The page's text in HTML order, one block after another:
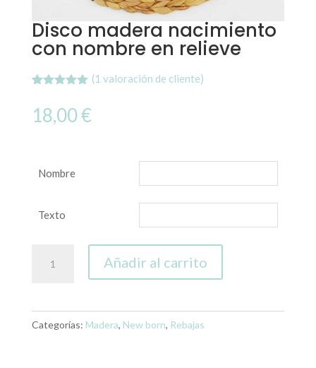
Disco madera nacimiento
con nombre en relieve
de 5 en
base a
(1 valoración de cliente)
18,00€
Nombre
Texto
madera
nombre
Añadir al carrito
Categorías: Madera, New born, Rebajas